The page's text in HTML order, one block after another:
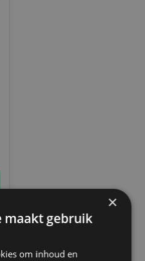
1
×
maakt gebruik
om inhoud en